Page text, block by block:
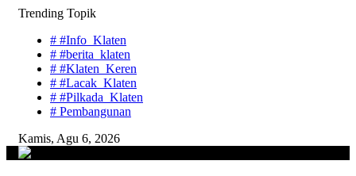
Skip
content
Trending Topik
# #Info_Klaten
# #berita_klaten
# #Klaten_Keren
# #Lacak_Klaten
# #Pilkada_Klaten
# Pembangunan
Kamis, Agu 6, 2026